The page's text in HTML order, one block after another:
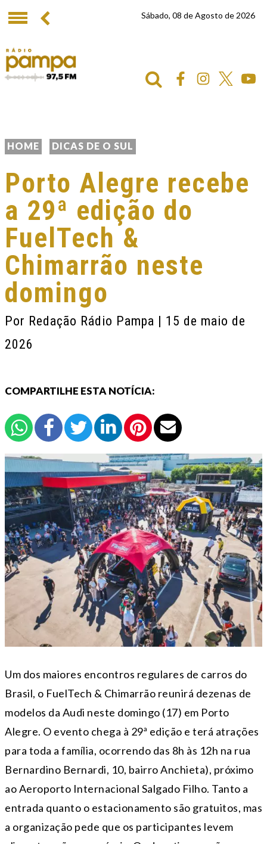
Sábado, 08 de Agosto de 2026
HOME DICAS DE O SUL
Porto Alegre recebe
a 29ª edição do
FuelTech &
Chimarrão neste
domingo
Por Redação Rádio Pampa | 15 de maio de
2026
COMPARTILHE ESTA NOTÍCIA:
Um dos maiores encontros regulares de carros do
Brasil, o FuelTech & Chimarrão reunirá dezenas de
modelos da Audi neste domingo (17) em Porto
Alegre. O evento chega à 29ª edição e terá atrações
para toda a família, ocorrendo das 8h às 12h na rua
Bernardino Bernardi, 10, bairro Anchieta), próximo
ao Aeroporto Internacional Salgado Filho. Tanto a
entrada quanto o estacionamento são gratuitos, mas
a organização pede que os participantes levem